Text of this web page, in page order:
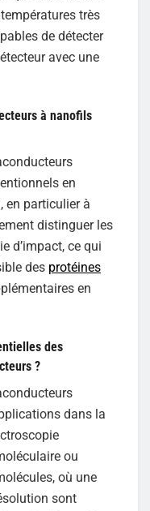
très
de détecter
avec une
à nanofils
en
en particulier à
distinguer les
d’impact, ce qui
des protéines
en
des
?
dans la
ou
où une
sont